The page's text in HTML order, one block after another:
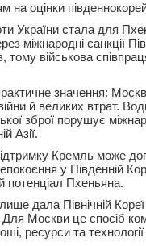
на оцінки
України стала для
міжнародні санкції
тому військова
значення:
й великих втрат.
зброї порушує
Азії.
Кремль може
у Південній
потенціал Пхеньяна.
дала Північній
Для Москви це спосіб
ресурси та технології